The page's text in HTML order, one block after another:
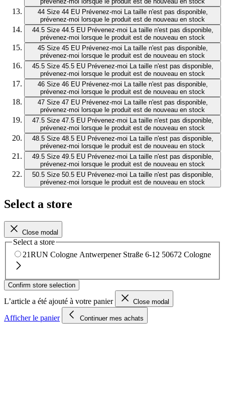
44 Size 44 EU Prévenez-moi La taille n'est pas disponible,
prévenez-moi lorsque le produit est de nouveau en stock
44.5 Size 44.5 EU Prévenez-moi La taille n'est pas disponible,
prévenez-moi lorsque le produit est de nouveau en stock
45 Size 45 EU Prévenez-moi La taille n'est pas disponible,
prévenez-moi lorsque le produit est de nouveau en stock
45.5 Size 45.5 EU Prévenez-moi La taille n'est pas disponible,
prévenez-moi lorsque le produit est de nouveau en stock
46 Size 46 EU Prévenez-moi La taille n'est pas disponible,
prévenez-moi lorsque le produit est de nouveau en stock
47 Size 47 EU Prévenez-moi La taille n'est pas disponible,
prévenez-moi lorsque le produit est de nouveau en stock
47.5 Size 47.5 EU Prévenez-moi La taille n'est pas disponible,
prévenez-moi lorsque le produit est de nouveau en stock
48.5 Size 48.5 EU Prévenez-moi La taille n'est pas disponible,
prévenez-moi lorsque le produit est de nouveau en stock
49.5 Size 49.5 EU Prévenez-moi La taille n'est pas disponible,
prévenez-moi lorsque le produit est de nouveau en stock
50.5 Size 50.5 EU Prévenez-moi La taille n'est pas disponible,
prévenez-moi lorsque le produit est de nouveau en stock
Select a store
Close modal
Select a store
21RUN Cologne Antwerpener Straße 6-12 50672 Cologne
Confirm store selection
L’article a été ajouté à votre panier Close modal
Afficher le panier Continuer mes achats